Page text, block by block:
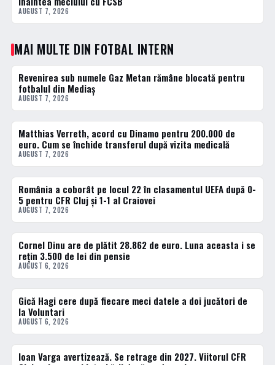
AUGUST 7, 2026
MAI MULTE DIN FOTBAL INTERN
FOTBAL INTERN
Revenirea sub numele Gaz Metan rămâne blocată pentru
fotbalul din Mediaș
AUGUST 7, 2026
FOTBAL INTERN
Matthias Verreth, acord cu Dinamo pentru 200.000 de
euro. Cum se închide transferul după vizita medicală
AUGUST 7, 2026
FOTBAL EXTERN
România a coborât pe locul 22 în clasamentul UEFA după 0-
5 pentru CFR Cluj și 1-1 al Craiovei
AUGUST 7, 2026
FOTBAL INTERN
Cornel Dinu are de plătit 28.862 de euro. Luna aceasta i se
rețin 3.500 de lei din pensie
AUGUST 6, 2026
FOTBAL INTERN
Gică Hagi cere după fiecare meci datele a doi jucători de
la Voluntari
AUGUST 6, 2026
FOTBAL INTERN
Ioan Varga avertizează. Se retrage din 2027. Viitorul CFR